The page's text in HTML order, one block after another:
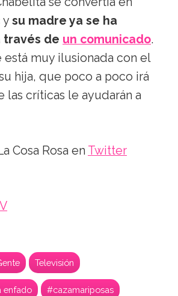
y su madre ya se ha
través de un comunicado.
está muy ilusionada con el
hija, que poco a poco irá
las críticas le ayudarán a
Cosa Rosa en Twitter
Televisión
enfado #cazamariposas